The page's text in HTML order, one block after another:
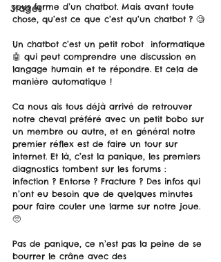
Stages
sous forme d’un chatbot. Mais avant toute
chose, qu’est ce que c’est qu’un chatbot ? 🧐
Un chatbot c’est un petit robot  informatique
🤖 qui peut comprendre une discussion en
langage humain et te répondre. Et cela de
manière automatique !
Ca nous ais tous déjà arrivé de retrouver
notre cheval préféré avec un petit bobo sur
un membre ou autre, et en général notre
premier réflex est de faire un tour sur
internet. Et là, c’est la panique, les premiers
diagnostics tombent sur les forums :
infection ? Entorse ? Fracture ? Des infos qui
n’ont eu besoin que de quelques minutes
pour faire couler une larme sur notre joue.
🥺
Pas de panique, ce n’est pas la peine de se
bourrer le crâne avec des